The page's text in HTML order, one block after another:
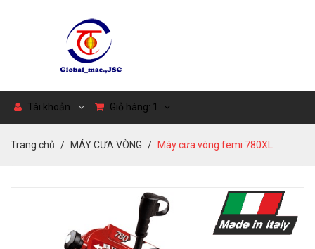
Tài khoản Giỏ hàng: 1
Trang chủ MÁY CƯA VÒNG Máy cưa vòng femi 780XL